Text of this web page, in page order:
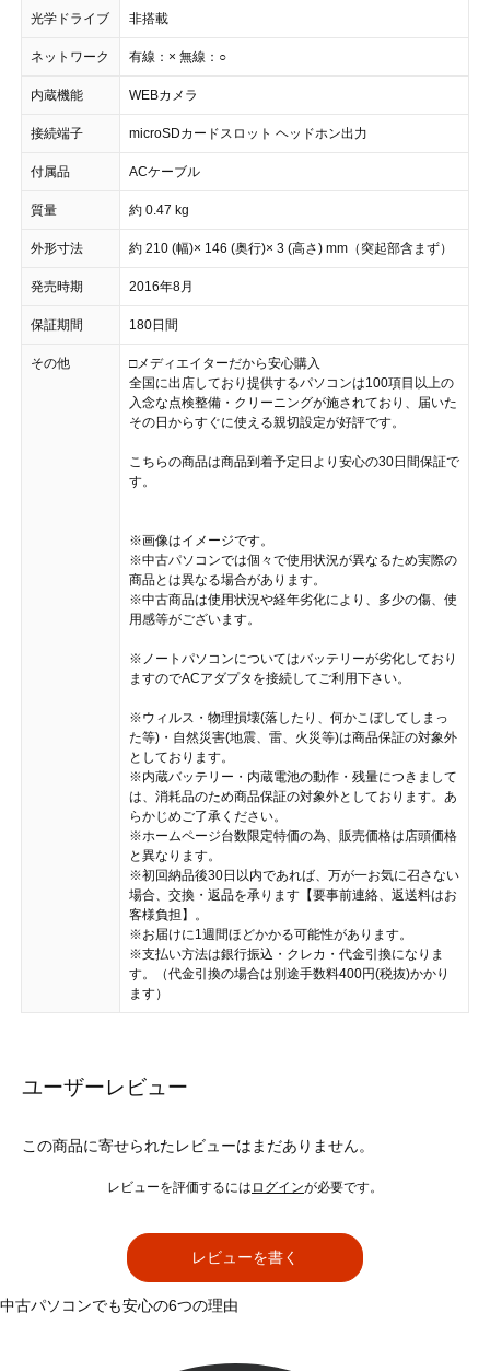
光学ドライブ 非搭載
ネットワーク 有線：× 無線：○
内蔵機能 WEBカメラ
接続端子 microSDカードスロット ヘッドホン出力
付属品 ACケーブル
質量 約 0.47 kg
外形寸法 約 210 (幅)× 146 (奥行)× 3 (高さ) mm（突起部含まず）
発売時期 2016年8月
保証期間 180日間
その他
□メディエイターだから安心購入
全国に出店しており提供するパソコンは100項目以上の
入念な点検整備・クリーニングが施されており、届いた
その日からすぐに使える親切設定が好評です。
こちらの商品は商品到着予定日より安心の30日間保証で
す。
※画像はイメージです。
※中古パソコンでは個々で使用状況が異なるため実際の
商品とは異なる場合があります。
※中古商品は使用状況や経年劣化により、多少の傷、使
用感等がございます。
※ノートパソコンについてはバッテリーが劣化しており
ますのでACアダプタを接続してご利用下さい。
※ウィルス・物理損壊(落したり、何かこぼしてしまっ
た等)・自然災害(地震、雷、火災等)は商品保証の対象外
としております。
※内蔵バッテリー・内蔵電池の動作・残量につきまして
は、消耗品のため商品保証の対象外としております。あ
らかじめご了承ください。
※ホームページ台数限定特価の為、販売価格は店頭価格
と異なります。
※初回納品後30日以内であれば、万が一お気に召さない
場合、交換・返品を承ります【要事前連絡、返送料はお
客様負担】。
※お届けに1週間ほどかかる可能性があります。
※支払い方法は銀行振込・クレカ・代金引換になりま
す。（代金引換の場合は別途手数料400円(税抜)かかり
ます）
ユーザーレビュー
この商品に寄せられたレビューはまだありません。
レビューを評価するには ログインが必要です。
レビューを書く
中古パソコンでも安心の6つの理由